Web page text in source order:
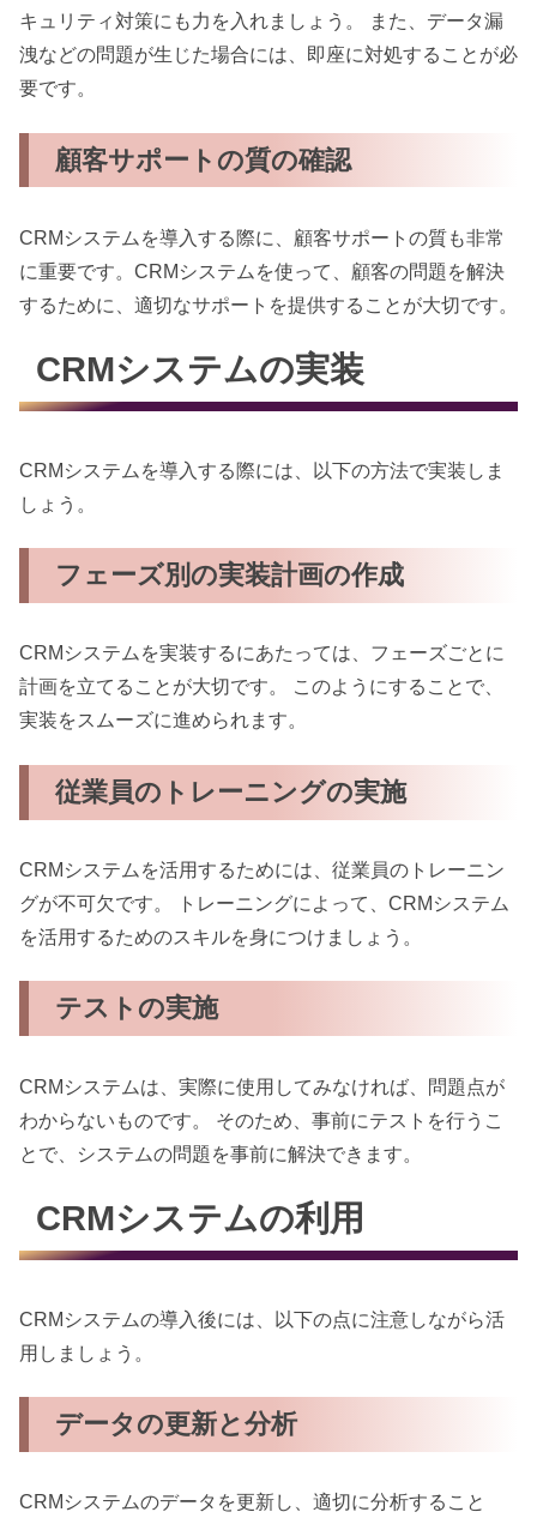
キュリティ対策にも力を入れましょう。 また、データ漏
洩などの問題が生じた場合には、即座に対処することが必
要です。
顧客サポートの質の確認
CRMシステムを導入する際に、顧客サポートの質も非常
に重要です。CRMシステムを使って、顧客の問題を解決
するために、適切なサポートを提供することが大切です。
CRMシステムの実装
CRMシステムを導入する際には、以下の方法で実装しま
しょう。
フェーズ別の実装計画の作成
CRMシステムを実装するにあたっては、フェーズごとに
計画を立てることが大切です。 このようにすることで、
実装をスムーズに進められます。
従業員のトレーニングの実施
CRMシステムを活用するためには、従業員のトレーニン
グが不可欠です。 トレーニングによって、CRMシステム
を活用するためのスキルを身につけましょう。
テストの実施
CRMシステムは、実際に使用してみなければ、問題点が
わからないものです。 そのため、事前にテストを行うこ
とで、システムの問題を事前に解決できます。
CRMシステムの利用
CRMシステムの導入後には、以下の点に注意しながら活
用しましょう。
データの更新と分析
CRMシステムのデータを更新し、適切に分析すること